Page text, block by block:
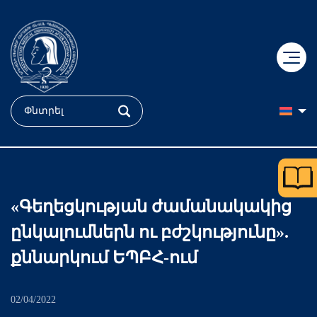
+
ԿՐԹՈւԹՅՈւՆ
Ֆակուլտետներ
Ուսանող
+
Դոկտորական կրթություն
ՔՈԲՐԵՅՆ կենտրոն
+
ԲԺՇԿՈւԹՅՈւՆ
«Հերացի» համալսարանական հիվանդանոց
ՄԵՐ ՄԱՍԻՆ
«Գեղեցկության ժամանակակից
ընկալումներն ու բժշկությունը».
քննարկում ԵՊԲՀ-ում
02/04/2022